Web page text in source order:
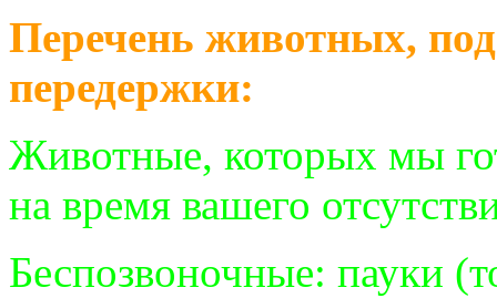
Перечень животных,
передержки:
Животные, которых мы
на время вашего
Беспозвоночные: пауки